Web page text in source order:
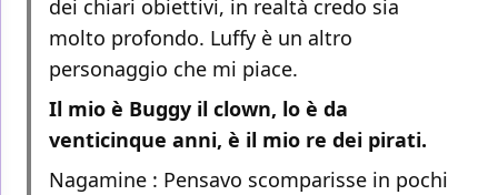
dei chiari obiettivi, in realtà credo sia
molto profondo. Luffy è un altro
personaggio che mi piace.
Il mio è Buggy il clown, lo è da
venticinque anni, è il mio re dei pirati.
Nagamine : Pensavo scomparisse in pochi